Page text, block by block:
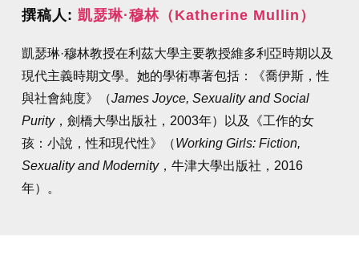
撰稿人: 凱瑟琳·穆林（Katherine Mullin）
凱瑟琳·穆林教授在利茲大學主要教授維多利亞時期以及
現代主義時期文學。她的學術專著包括：《喬伊斯，性
與社會純度》（James Joyce, Sexuality and Social
Purity，劍橋大學出版社，2003年）以及《工作的女
孩：小說，性和現代性》（Working Girls: Fiction,
Sexuality and Modernity，牛津大學出版社，2016
年）。